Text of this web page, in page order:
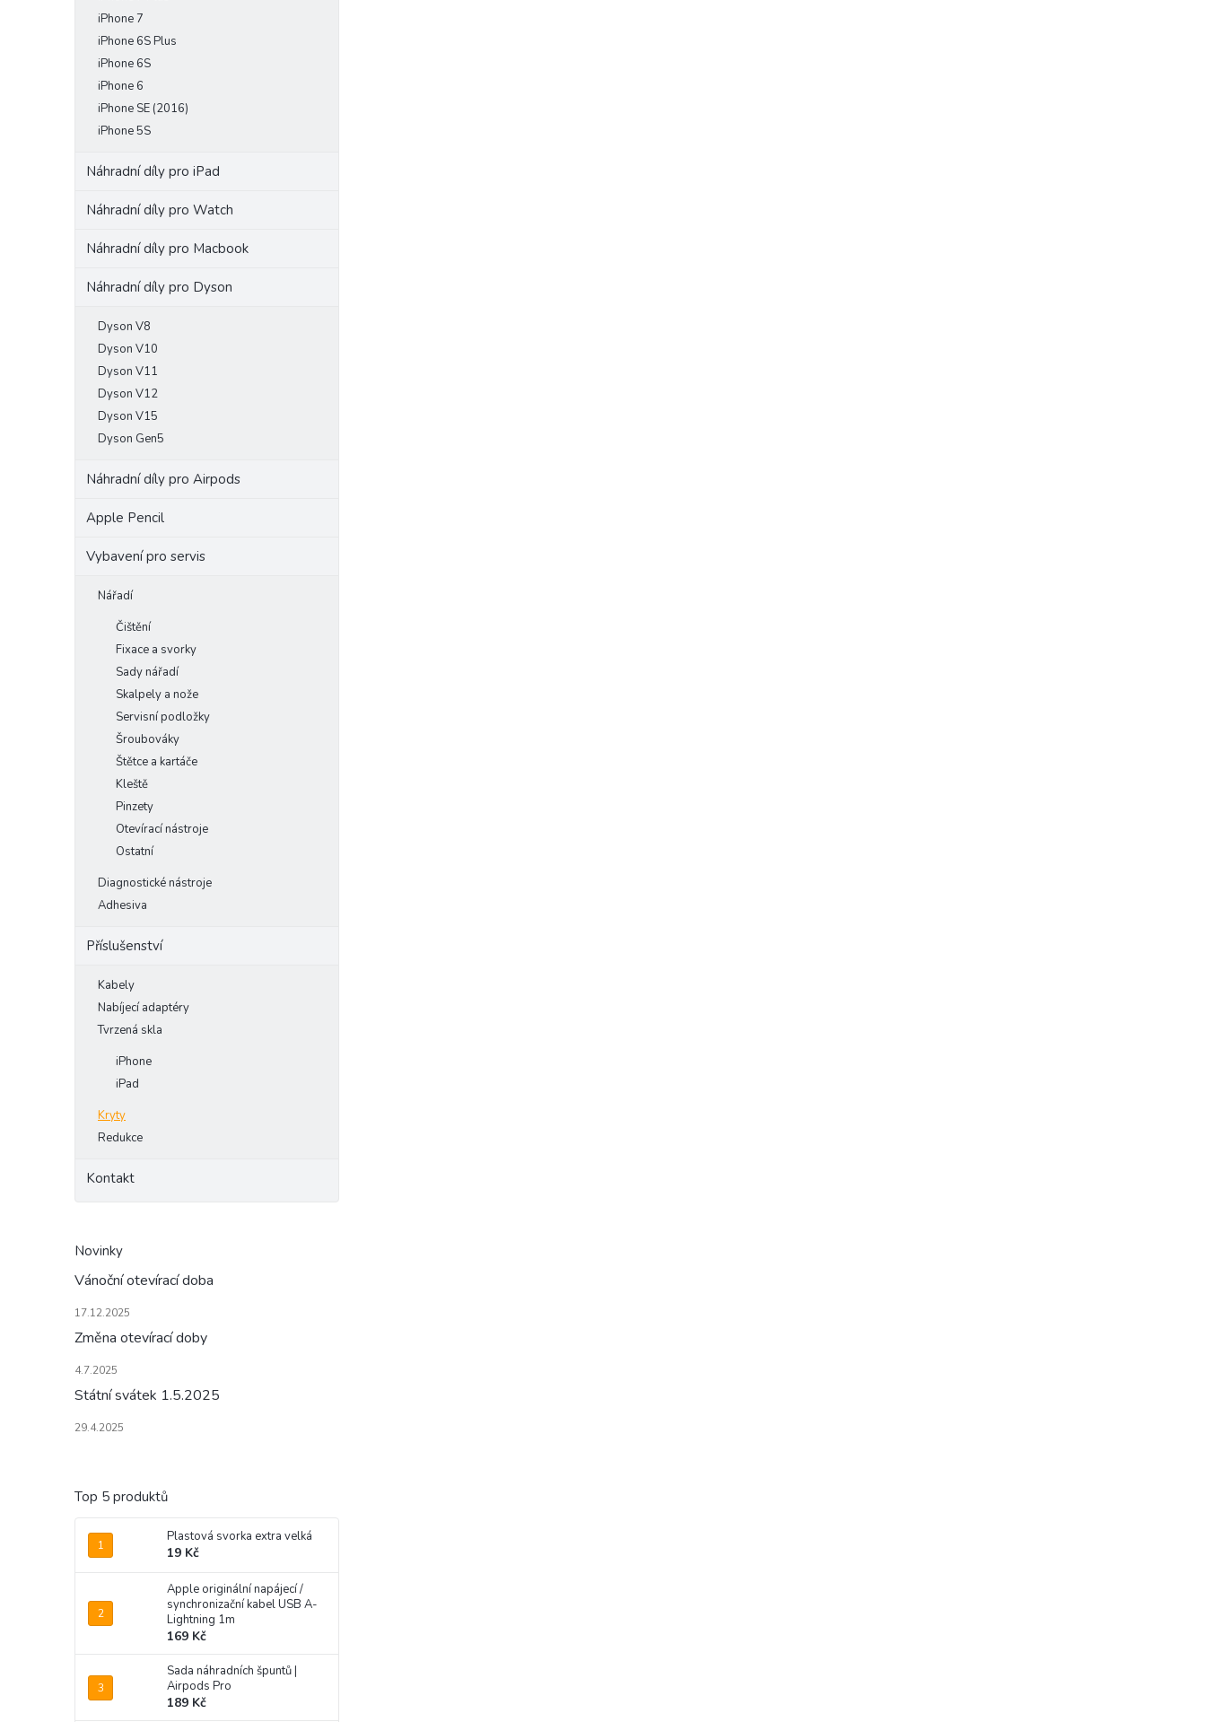
iPhone 7
iPhone 6S Plus
iPhone 6S
iPhone 6
iPhone SE (2016)
iPhone 5S
Náhradní díly pro iPad
Náhradní díly pro Watch
Náhradní díly pro Macbook
Náhradní díly pro Dyson
Dyson V8
Dyson V10
Dyson V11
Dyson V12
Dyson V15
Dyson Gen5
Náhradní díly pro Airpods
Apple Pencil
Vybavení pro servis
Nářadí
Čištění
Fixace a svorky
Sady nářadí
Skalpely a nože
Servisní podložky
Šroubováky
Štětce a kartáče
Kleště
Pinzety
Otevírací nástroje
Ostatní
Diagnostické nástroje
Adhesiva
Příslušenství
Kabely
Nabíjecí adaptéry
Tvrzená skla
iPhone
iPad
Kryty
Redukce
Kontakt
Novinky
Vánoční otevírací doba
17.12.2025
Změna otevírací doby
4.7.2025
Státní svátek 1.5.2025
29.4.2025
Top 5 produktů
Plastová svorka extra velká
19 Kč
Apple originální napájecí /
synchronizační kabel USB A-
Lightning 1m
169 Kč
Sada náhradních špuntů |
Airpods Pro
189 Kč